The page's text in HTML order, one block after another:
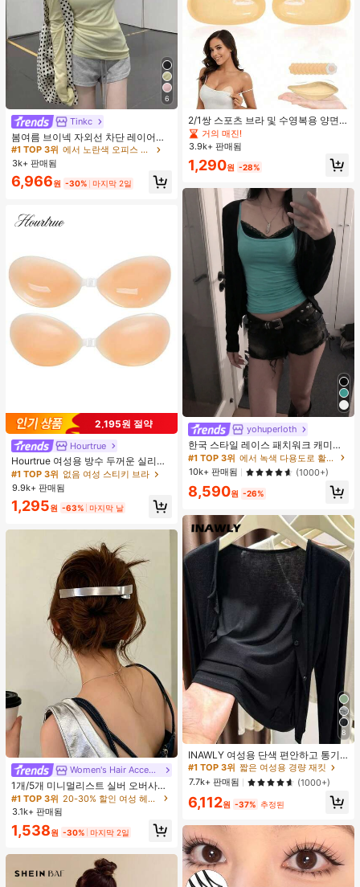
6
Tinkc
봄여름 브이넥 자외선 차단 레이어링
다용도 긴팔 티셔츠 여성용 탑, 유로
썸머 옐로우
#1 TOP 3위
높은 재방문 고객
거의 매진!
#1 TOP 3위
에서 노란색 오피스 데일리 탑
높은 재방문 고객
#1 TOP 3위
에서 노란색 오피스 데일리 탑
높은 재방문 고객
#1 TOP 3위
3k+ 판매됨
6,966원 -30% 마지막 2일
2,195원 절약
Hourtrue
Hourtrue 여성용 방수 두꺼운 실리콘
가슴 페탈, 작은 가슴 리프트업 & 푸시
인용, 웨딩 촬영 및 들러리용
#1 TOP 3위 없음 여성 스티키 브라
9.9k+ 판매됨
1,295원 -63% 마지막 날
Women's Hair Accessories
1개/5개 미니멀리스트 실버 오버사이
즈 메탈 여성용 헤어 클립, 업스타일,
브레이딩, 번을 위한 프리미엄 헤어 액
세서리, 악어 헤어 클립, 솔리드 컬러
매끄러운 표면 손상 없는 헤어 클립,
오버사이즈 12CM 실버 헤어 클립, 사
계절용
#1 TOP 3위
20-30% 할인 여성 헤어 액세서리
거의 매진!
#1 TOP 3위
20-30% 할인 여성 헤어 액세서리
거의 매진!
#1 TOP 3위
20-30% 할인 여성 헤어 액세서리
거의 매진!
#1 TOP 3위
20-30% 할인 여성 헤어 액세서리
거의 매진!
3.1k+ 판매됨
1,538원 -30% 마지막 2일
2/1쌍 스포츠 브라 및 수영복용 양면
접착 브라 패드
거의 매진!
3.9k+ 판매됨
1,290원 -28%
yohuperloth
한국 스타일 레이스 패치워크 캐미솔
탱크 탑, Y2K 에스테틱, 스트리트웨어
캐주얼 여름
#1 TOP 3위
에서 녹색 다용도로 활용 가능한 데일리 탑
10k+ 판매됨
(1000+)
8,590원 -26%
8
INAWLY 여성용 단색 편안하고 통기
성 좋은 긴 소매 앞면 버튼 캐주얼 다
용도 얇은 가디건
#1 TOP 3위
짧은 여성용 경량 재킷
거의 매진!
#1 TOP 3위 짧은 여성용 경량 재킷
거의 매진!
#1 TOP 3위 짧은 여성용 경량 재킷
거의 매진!
#1 TOP 3위
거의 매진!
7.7k+ 판매됨 (1000+)
6,112원 -37% 추정된